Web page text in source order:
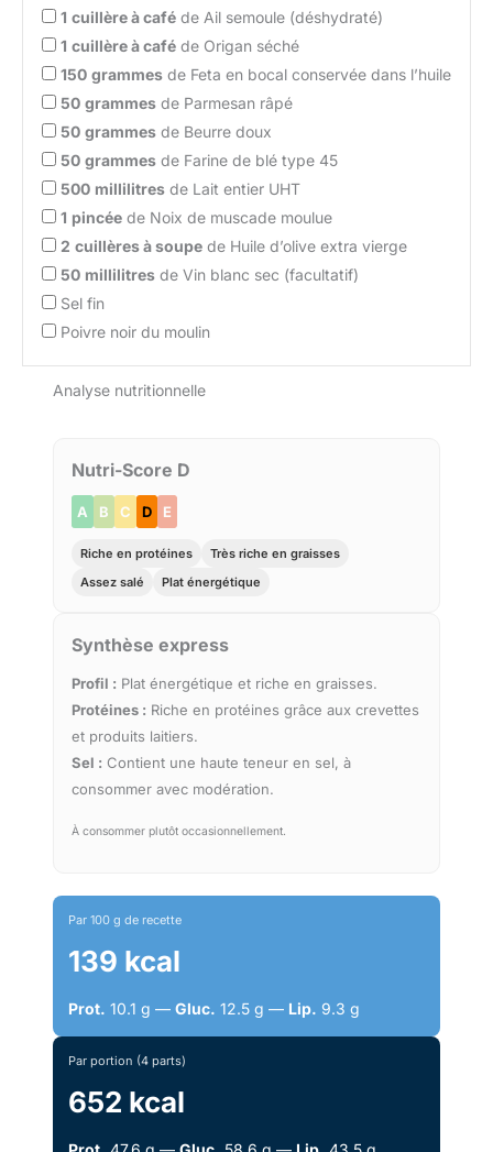
1 cuillère à café de Ail semoule (déshydraté)
1 cuillère à café de Origan séché
150 grammes de Feta en bocal conservée dans l’huile
50 grammes de Parmesan râpé
50 grammes de Beurre doux
50 grammes de Farine de blé type 45
500 millilitres de Lait entier UHT
1 pincée de Noix de muscade moulue
2 cuillères à soupe de Huile d’olive extra vierge
50 millilitres de Vin blanc sec (facultatif)
Sel fin
Poivre noir du moulin
Analyse nutritionnelle
Nutri-Score D
A B C D E
Riche en protéines
Très riche en graisses
Assez salé
Plat énergétique
Synthèse express
Profil : Plat énergétique et riche en graisses.
Protéines : Riche en protéines grâce aux crevettes
et produits laitiers.
Sel : Contient une haute teneur en sel, à
consommer avec modération.
À consommer plutôt occasionnellement.
Par 100 g de recette
139 kcal
Prot. 10.1 g — Gluc. 12.5 g — Lip. 9.3 g
Par portion (4 parts)
652 kcal